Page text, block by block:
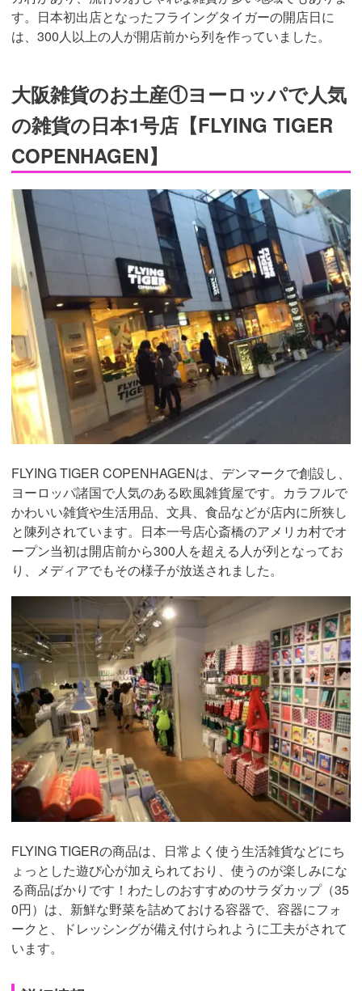
す。日本初出店となったフライングタイガーの開店日に
は、300人以上の人が開店前から列を作っていました。
大阪雑貨のお土産①ヨーロッパで人気
の雑貨の日本1号店【FLYING TIGER
COPENHAGEN】
FLYING TIGER COPENHAGENは、デンマークで創設し、
ヨーロッパ諸国で人気のある欧風雑貨屋です。カラフルで
かわいい雑貨や生活用品、文具、食品などが店内に所狭し
と陳列されています。日本一号店心斎橋のアメリカ村でオ
ープン当初は開店前から300人を超える人が列となってお
り、メディアでもその様子が放送されました。
FLYING TIGERの商品は、日常よく使う生活雑貨などにち
ょっとした遊び心が加えられており、使うのが楽しみにな
る商品ばかりです！わたしのおすすめのサラダカップ（35
0円）は、新鮮な野菜を詰めておける容器で、容器にフォ
ークと、ドレッシングが備え付けられように工夫がされて
います。